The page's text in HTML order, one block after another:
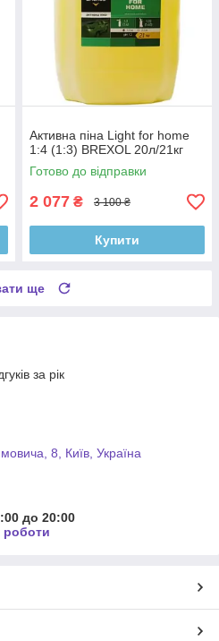
Активна піна Light for home
1:4 (1:3) BREXOL 20л/21кг
Готово до відправки
2 077 ₴ 3 100 ₴
Купити
ще
за рік
8, Київ, Україна
до 20:00
роботи